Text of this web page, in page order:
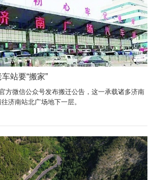
站要“搬家”
方微信公众号发布搬迁公告，这一承载诸多济南
济南站北广场地下一层。